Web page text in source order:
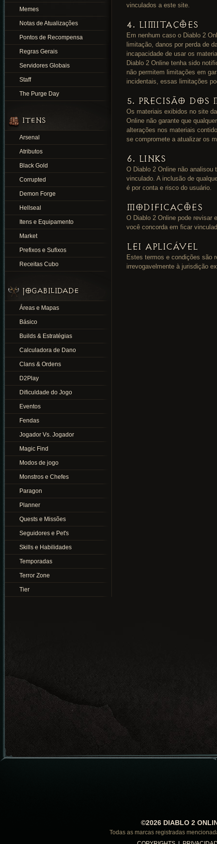
Memes
Notas de Atualizações
Pontos de Recompensa
Regras Gerais
Servidores Globais
Staff
The Purge Day
ITENS
Arsenal
Atributos
Black Gold
Corrupted
Demon Forge
Hellseal
Itens e Equipamento
Market
Prefixos e Sufixos
Receitas Cubo
JOGABILIDADE
Áreas e Mapas
Básico
Builds & Estratégias
Calculadora de Dano
Clans & Ordens
D2Play
Dificuldade do Jogo
Eventos
Fendas
Jogador Vs. Jogador
Magic Find
Modos de jogo
Monstros e Chefes
Paragon
Planner
Quests e Missões
Seguidores e Pet's
Skills e Habilidades
Temporadas
Terror Zone
Tier
vinculados a este site.
4. LIMITAÇÕES
Em nenhum caso o Diablo 2
limitação, danos por perda de
incapacidade de usar os
Diablo 2 Online tenha sido
não permitem limitações em
incidentais, essas limitações
5. PRECISÃO DOS
Os materiais exibidos no site
Online não garante que
alterações nos materiais
se compromete a atualizar os
6. LINKS
O Diablo 2 Online não
vinculado. A inclusão de
é por conta e risco do usuário.
MODIFICAÇÕES
O Diablo 2 Online pode revisar
você concorda em ficar
LEI APLICÁVEL
Estes termos e condições são
irrevogavelmente à jurisdição
©2026 DIABLO 2
Todas as marcas registradas